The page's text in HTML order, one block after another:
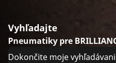
Vyhľadajte
Pneumatiky pre
Dokončite moje